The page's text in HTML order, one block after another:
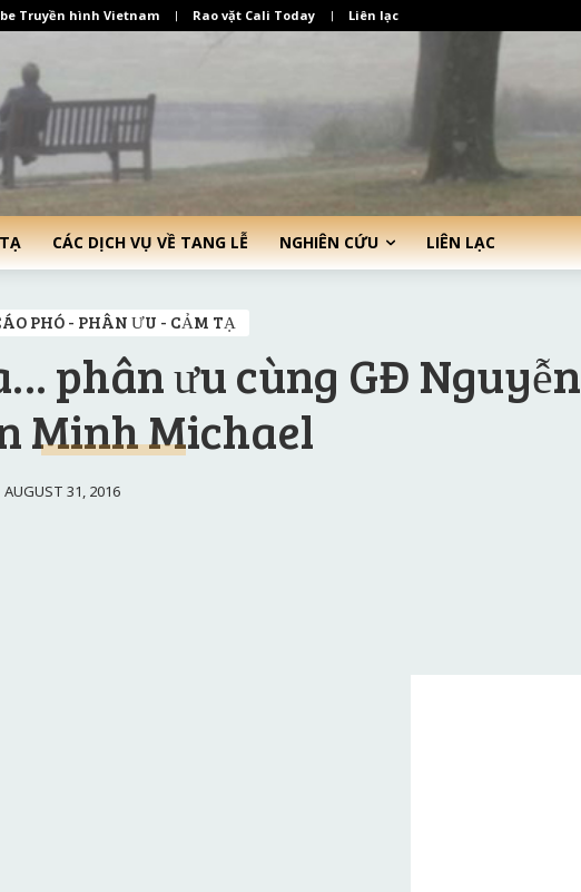
Truyền hình Vietnam Rao vặt Cali Today Liên lạc
CÁC DỊCH VỤ VỀ TANG LỄ NGHIÊN CỨU LIÊN LẠC
PHÓ - PHÂN ƯU - CẢM TẠ
phân ưu cùng GĐ Nguyễn
Minh Michael
AUGUST 31, 2016